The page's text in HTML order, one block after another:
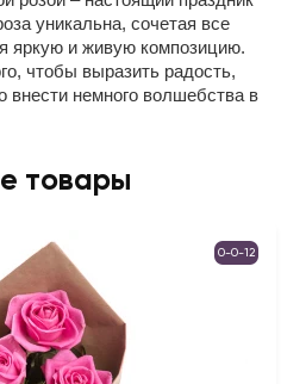
уникальна, сочетая все
яркую и живую композицию.
чтобы выразить радость,
внести немного волшебства в
товары
0-0-12